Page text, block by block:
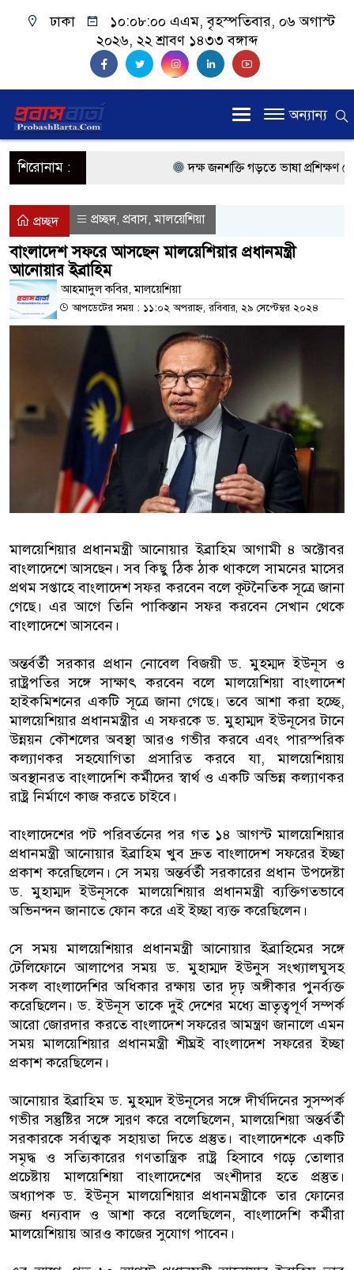
ঢাকা ১০:০৮:০০ এএম, বৃহস্পতিবার, ০৬ অগাস্ট
২০২৬, ২২ শ্রাবণ ১৪৩৩ বঙ্গাব্দ
অন্যান্য
শিরোনাম : দক্ষ জনশক্তি গড়তে ভাষা প্রশিক্ষণ
প্রধানমন্ত্রী
প্রবাসী কল্যাণমন্ত্রী সিলেটের আরিফুল
মালয়েশিয়ায় কর্মী পাঠাতে রিক্রুটিং
মালয়েশিয়া বিমানবন্দরে ভুয়া ভিসায়
বাংলাদেশিরা
মালয়েশিয়ায় নথি জালিয়াতির
কুয়ালালামপুরে বিশেষ অভিযানে
আটক
ফেব্রুয়ারিতে নির্বাচন হবে বলে মনে
আগামী নির্বাচনে প্রবাসীদের
মালয়েশিয়ায় ড. মুহাম্মদ ইউনূসকে লাল
প্রচ্ছদ প্রচ্ছদ, প্রবাস,মালয়েশিয়া
বাংলাদেশ সফরে আসছেন মালয়েশিয়ার প্রধানমন্ত্রী
আনোয়ার ইব্রাহিম
আহমাদুল কবির, মালয়েশিয়া
আপডেটের সময় : ১১:০২ অপরাহ্ন, রবিবার, ২৯ সেপ্টেম্বর ২০২৪
মালয়েশিয়ার প্রধানমন্ত্রী আনোয়ার ইব্রাহিম আগামী ৪ অক্টোবর
বাংলাদেশে আসছেন। সব কিছু ঠিক ঠাক থাকলে সামনের মাসের
প্রথম সপ্তাহে বাংলাদেশ সফর করবেন বলে কূটনৈতিক সূত্রে জানা
গেছে। এর আগে তিনি পাকিস্তান সফর করবেন সেখান থেকে
বাংলাদেশে আসবেন।
অন্তর্বর্তী সরকার প্রধান নোবেল বিজয়ী ড. মুহম্মদ ইউনূস ও
রাষ্ট্রপতির সঙ্গে সাক্ষাৎ করবেন বলে মালয়েশিয়া বাংলাদেশ
হাইকমিশনের একটি সূত্রে জানা গেছে। তবে আশা করা হচ্ছে,
মালয়েশিয়ার প্রধানমন্ত্রীর এ সফরকে ড. মুহাম্মদ ইউনূসের টানে
উন্নয়ন কৌশলের অবস্থা আরও গভীর করবে এবং পারস্পরিক
কল্যাণকর সহযোগিতা প্রসারিত করবে যা, মালয়েশিয়ায়
অবস্থানরত বাংলাদেশি কর্মীদের স্বার্থ ও একটি অভিন্ন কল্যাণকর
রাষ্ট্র নির্মাণে কাজ করতে চাইবে।
বাংলাদেশের পট পরিবর্তনের পর গত ১৪ আগস্ট মালয়েশিয়ার
প্রধানমন্ত্রী আনোয়ার ইব্রাহিম খুব দ্রুত বাংলাদেশ সফরের ইচ্ছা
প্রকাশ করেছিলেন। সে সময় অন্তর্বর্তী সরকারের প্রধান উপদেষ্টা
ড. মুহাম্মদ ইউনূসকে মালয়েশিয়ার প্রধানমন্ত্রী ব্যক্তিগতভাবে
অভিনন্দন জানাতে ফোন করে এই ইচ্ছা ব্যক্ত করেছিলেন।
সে সময় মালয়েশিয়ার প্রধানমন্ত্রী আনোয়ার ইব্রাহিমের সঙ্গে
টেলিফোনে আলাপের সময় ড. মুহাম্মদ ইউনুস সংখ্যালঘুসহ
সকল বাংলাদেশির অধিকার রক্ষায় তার দৃঢ় অঙ্গীকার পুনর্ব্যক্ত
করেছিলেন। ড. ইউনূস তাকে দুই দেশের মধ্যে ভ্রাতৃত্বপূর্ণ সম্পর্ক
আরো জোরদার করতে বাংলাদেশ সফরের আমন্ত্রণ জানালে এমন
সময় মালয়েশিয়ার প্রধানমন্ত্রী শীঘ্রই বাংলাদেশ সফরের ইচ্ছা
প্রকাশ করেছিলেন।
আনোয়ার ইব্রাহিম ড. মুহম্মদ ইউনূসের সঙ্গে দীর্ঘদিনের সুসম্পর্ক
গভীর সন্তুষ্টির সঙ্গে স্মরণ করে বলেছিলেন, মালয়েশিয়া অন্তর্বর্তী
সরকারকে সর্বাত্মক সহায়তা দিতে প্রস্তুত। বাংলাদেশকে একটি
সমৃদ্ধ ও সত্যিকারের গণতান্ত্রিক রাষ্ট্র হিসাবে গড়ে তোলার
প্রচেষ্টায় মালয়েশিয়া বাংলাদেশের অংশীদার হতে প্রস্তুত।
অধ্যাপক ড. ইউনূস মালয়েশিয়ার প্রধানমন্ত্রীকে তার ফোনের
জন্য ধন্যবাদ ও আশা করে বলেছিলেন, বাংলাদেশি কর্মীরা
মালয়েশিয়ায় আরও কাজের সুযোগ পাবেন।